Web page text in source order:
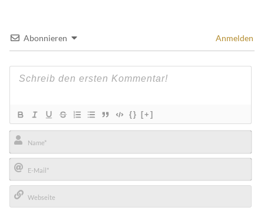
Abonnieren Anmelden
{} [+]
Name*
E-
Mail*